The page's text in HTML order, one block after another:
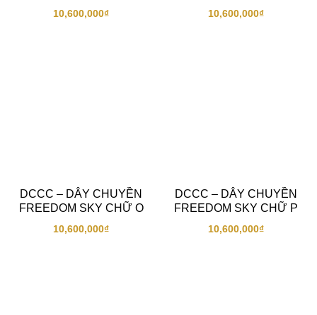
10,600,000₫ 10,600,000₫
DCCC – DÂY CHUYỀN
FREEDOM SKY CHỮ O
10,600,000₫
DCCC – DÂY CHUYỀN
FREEDOM SKY CHỮ P
10,600,000₫